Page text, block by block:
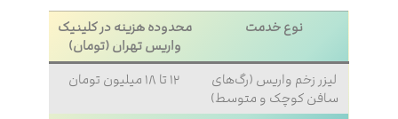
نوع خدمت
محدوده هزینه در کلینیک
واریس تهران (تومان)
لیزر زخم واریس (رگ‌های
سافن کوچک و متوسط)
۱۲ تا ۱۸ میلیون تومان